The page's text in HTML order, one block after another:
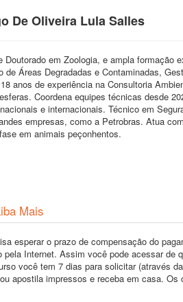
De Oliveira Lula Salles
Doutorado em Zoologia, e ampla
de Áreas Degradadas e Contaminadas,
anos de experiência na Consultoria
Coordena equipes técnicas desde
e internacionais. Técnico em
empresas, como a Petrobras. Atua
em animais peçonhentos.
Mais
esperar o prazo de compensação do
Internet. Assim você pode acessar de
você tem 7 dias para solicitar (através
apostila impressos e receba em casa.